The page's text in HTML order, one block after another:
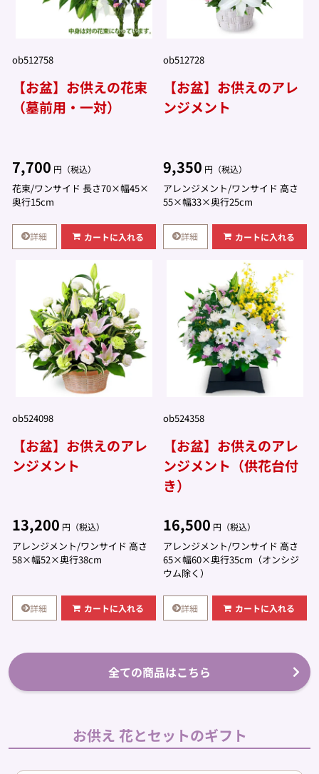
ob512758
【お盆】お供えの花束
（墓前用・一対）
7,700 円（税込）
花束/ワンサイド 長さ70×幅45×
奥行15cm
詳細 カートに入れる
ob512728
【お盆】お供えのアレ
ンジメント
9,350 円（税込）
アレンジメント/ワンサイド 高さ
55×幅33×奥行25cm
詳細 カートに入れる
ob524098
【お盆】お供えのアレ
ンジメント
13,200 円（税込）
アレンジメント/ワンサイド 高さ
58×幅52×奥行38cm
詳細 カートに入れる
ob524358
【お盆】お供えのアレ
ンジメント（供花台付
き）
16,500 円（税込）
アレンジメント/ワンサイド 高さ
65×幅60×奥行35cm（オンシジ
ウム除く）
詳細 カートに入れる
全ての商品はこちら
お供え 花とセットのギフト